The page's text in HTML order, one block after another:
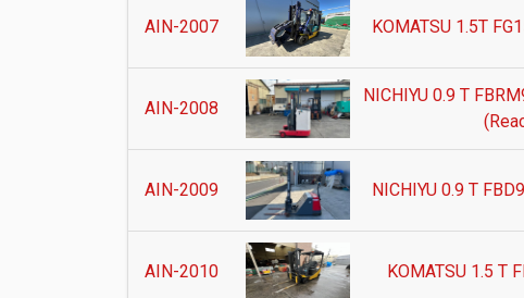
AIN-2007 KOMATSU 1.5T
AIN-2008
NICHIYU 0.9 T
AIN-2009 NICHIYU 0.9 T
AIN-2010 KOMATSU 1.5 T